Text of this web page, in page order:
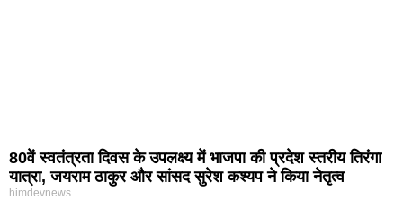
80वें स्वतंत्रता दिवस के उपलक्ष्य में भाजपा की प्रदेश स्तरीय तिरंगा
यात्रा, जयराम ठाकुर और सांसद सुरेश कश्यप ने किया नेतृत्व
himdevnews